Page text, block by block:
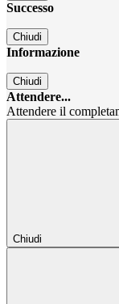
Successo
Chiudi
Informazione
Chiudi
Attendere...
Attendere il
Chiudi